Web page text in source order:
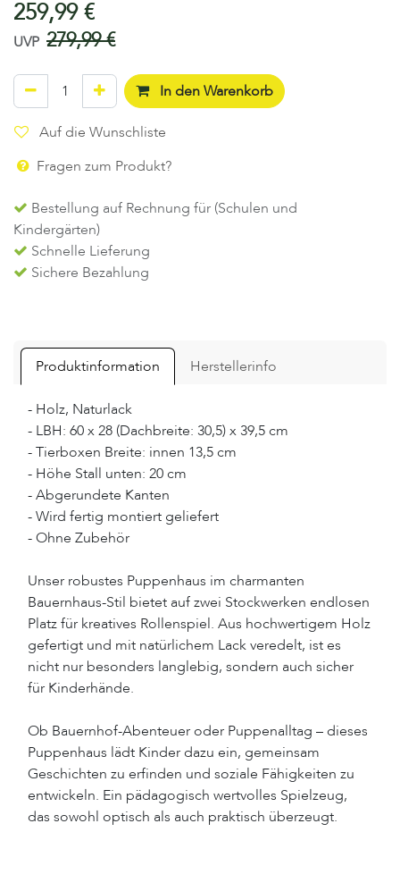
259,99€
UVP 279,99€
In den Warenkorb
Auf die Wunschliste
Fragen zum Produkt?
Bestellung auf Rechnung für (Schulen und
Kindergärten)
Schnelle Lieferung
Sichere Bezahlung
Produktinformation Herstellerinfo
- Holz, Naturlack
- LBH: 60 x 28 (Dachbreite: 30,5) x 39,5 cm
- Tierboxen Breite: innen 13,5 cm
- Höhe Stall unten: 20 cm
- Abgerundete Kanten
- Wird fertig montiert geliefert
- Ohne Zubehör
Unser robustes Puppenhaus im charmanten
Bauernhaus-Stil bietet auf zwei Stockwerken endlosen
Platz für kreatives Rollenspiel. Aus hochwertigem Holz
gefertigt und mit natürlichem Lack veredelt, ist es
nicht nur besonders langlebig, sondern auch sicher
für Kinderhände.
Ob Bauernhof-Abenteuer oder Puppenalltag – dieses
Puppenhaus lädt Kinder dazu ein, gemeinsam
Geschichten zu erfinden und soziale Fähigkeiten zu
entwickeln. Ein pädagogisch wertvolles Spielzeug,
das sowohl optisch als auch praktisch überzeugt.